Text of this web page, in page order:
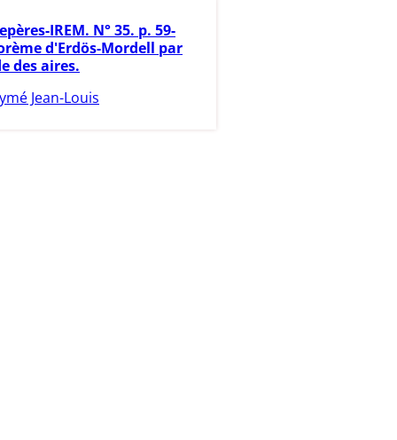
IREM. N° 35. p. 59-
d'Erdös-Mordell par
des aires.
Jean-Louis